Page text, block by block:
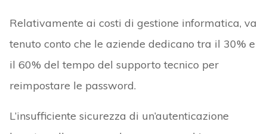
Relativamente ai costi di gestione informatica, va
tenuto conto che le aziende dedicano tra il 30% e
il 60% del tempo del supporto tecnico per
reimpostare le password.
L’insufficiente sicurezza di un’autenticazione